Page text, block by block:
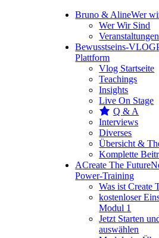
Bruno & AlineWer
Wer Wir Sind
Veranstaltungen
Bewusstseins-VLOG
Plattform
Vlog Startseite
Teachings
Insights
Live On Stage
Q & A
Interviews
Diverses
Übersicht &
Komplette
ACreate The Future
Power-Training
Was ist Create
kostenloser
Modul 1
Jetzt Starten
auswählen